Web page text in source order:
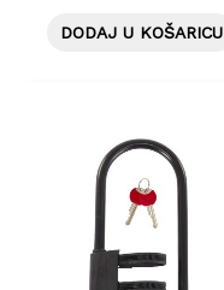
DODAJ U KOŠARICU